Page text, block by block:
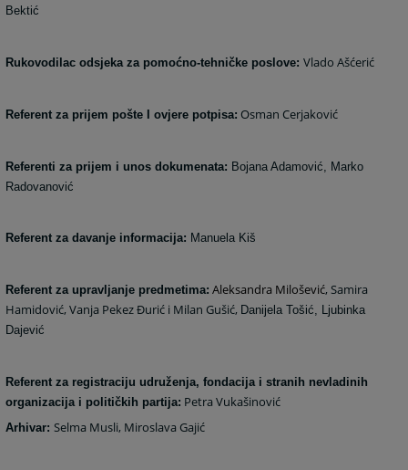
Bektić
Rukovodilac odsjeka za pomoćno-tehničke poslove:Vlado Ašćerić
Referent za prijem pošte I ovjere potpisa: Osman Cerjaković
Referenti za prijem i unos dokumenata: Bojana Adamović, Marko
Radovanović
Referent za davanje informacija: Manuela Kiš
Referent za upravljanje predmetima: Aleksandra Milošević, Samira
Hamidović, Vanja Pekez Đurić i Milan Gušić, Danijela Tošić, Ljubinka
Dajević
Referent za registraciju udruženja, fondacija i stranih nevladinih
organizacija i političkih partija: Petra Vukašinović
Arhivar:Selma Musli, Miroslava Gajić